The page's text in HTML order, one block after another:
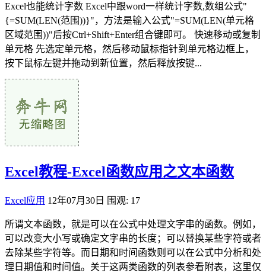
Excel也能统计字数 Excel中跟word一样统计字数,数组公式"
{=SUM(LEN(范围))}"，方法是输入公式"=SUM(LEN(单元格
区域范围))"后按Ctrl+Shift+Enter组合键即可。 快速移动或复制
单元格 先选定单元格，然后移动鼠标指针到单元格边框上，
按下鼠标左键并拖动到新位置，然后释放按键...
Excel教程-Excel函数应用之文本函数
Excel应用 12年07月30日 围观: 17
所谓文本函数，就是可以在公式中处理文字串的函数。例如，
可以改变大小写或确定文字串的长度；可以替换某些字符或者
去除某些字符等。而日期和时间函数则可以在公式中分析和处
理日期值和时间值。关于这两类函数的列表参看附表，这里仅